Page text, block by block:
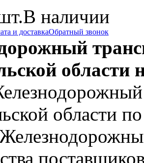
В наличии
и доставкаОбратный звонок
области
области